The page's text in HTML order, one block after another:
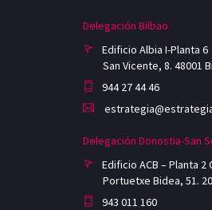
Delegación Bilbao
Edificio Albia I-Planta 6
San Vicente, 8. 48001
944 27 44 46
Delegación Donostia-San
Edificio ACB – Planta 2
Portuetxe Bidea, 51.
943 011 160